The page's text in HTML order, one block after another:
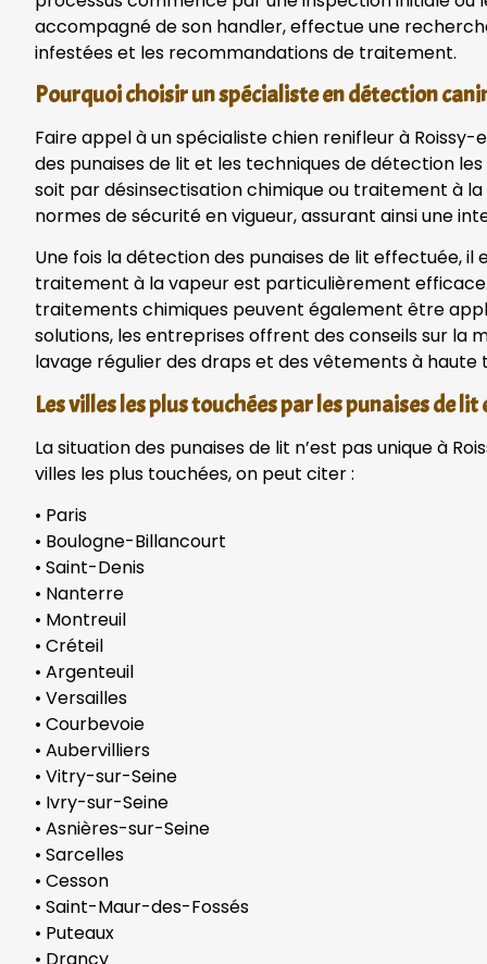
accompagné de son handler, effectue une
infestées et les recommandations de traitement.
Pourquoi choisir un spécialiste en détection
Faire appel à un spécialiste chien renifleur à
des punaises de lit et les techniques de détection
soit par désinsectisation chimique ou traitement à
normes de sécurité en vigueur, assurant ainsi une
Une fois la détection des punaises de lit effectuée,
traitement à la vapeur est particulièrement efficace.
traitements chimiques peuvent également être
solutions, les entreprises offrent des conseils sur la
lavage régulier des draps et des vêtements à
Les villes les plus touchées par les punaises de lit
La situation des punaises de lit n’est pas unique à
villes les plus touchées, on peut citer :
• Paris
• Boulogne-Billancourt
• Saint-Denis
• Nanterre
• Montreuil
• Créteil
• Argenteuil
• Versailles
• Courbevoie
• Aubervilliers
• Vitry-sur-Seine
• Ivry-sur-Seine
• Asnières-sur-Seine
• Sarcelles
• Cesson
• Saint-Maur-des-Fossés
• Puteaux